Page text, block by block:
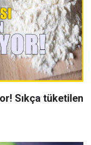
Sıkça tüketilen